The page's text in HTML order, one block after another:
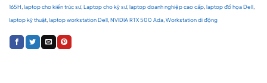
165H laptop cho kiến trúc sư, Laptop cho kỹ sư, laptop doanh nghiệp cao cấp laptop đồ họa Dell
laptop kỹ thuật laptop workstation Dell NVIDIA RTX 500 Ada Workstation di động